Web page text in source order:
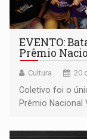
EVENTO:
Prêmio
Cultura 20
Coletivo foi o
Prêmio Nacional